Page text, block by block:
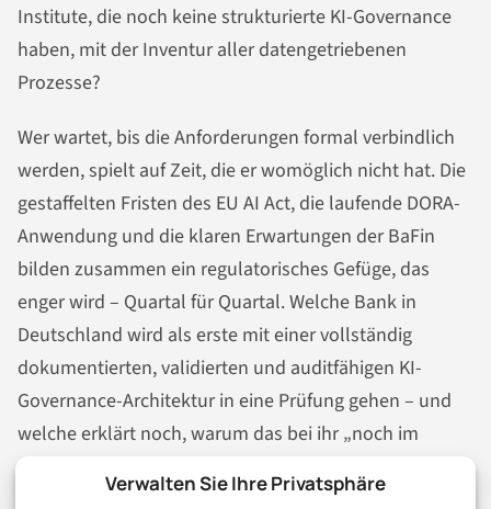
Verwalten Sie Ihre Privatsphäre
Institute, die noch keine strukturierte KI-Governance
haben, mit der Inventur aller datengetriebenen
Prozesse?
Wer wartet, bis die Anforderungen formal verbindlich
werden, spielt auf Zeit, die er womöglich nicht hat. Die
gestaffelten Fristen des EU AI Act, die laufende DORA-
Anwendung und die klaren Erwartungen der BaFin
bilden zusammen ein regulatorisches Gefüge, das
enger wird – Quartal für Quartal. Welche Bank in
Deutschland wird als erste mit einer vollständig
dokumentierten, validierten und auditfähigen KI-
Governance-Architektur in eine Prüfung gehen – und
welche erklärt noch, warum das bei ihr „noch im